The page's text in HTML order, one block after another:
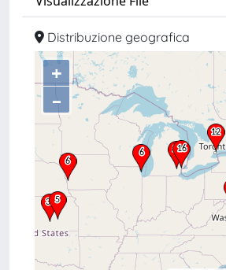
Distribuzione geografica
+
–